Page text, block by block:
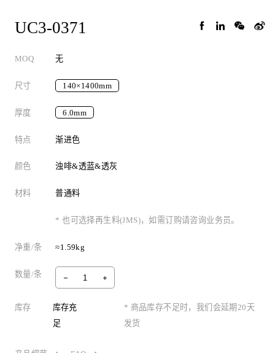
UC3-0371
MOQ 无
尺寸 140×1400mm
厚度 6.0mm
特点 渐进色
颜色 浊啡&透蓝&透灰
材料 普通料
* 也可选择再生料(JMS)，如需订购请咨询业务员。
净重/条 ≈1.59kg
数量/条
库存
库存充
足
* 商品库存不足时，我们会延期20天
发货